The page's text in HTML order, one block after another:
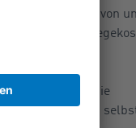
Altersrente von
lagen die
zwölf Monaten